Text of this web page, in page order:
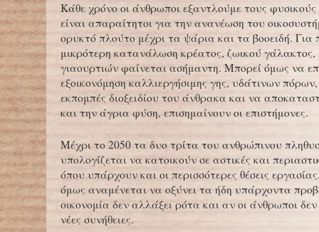
Κάθε χρόνο οι άνθρωποι εξαντλούμε τους
είναι απαραίτητοι για την ανανέωση του
ορυκτό πλούτο μέχρι τα ψάρια και τα βοοειδή. Για
μικρότερη κατανάλωση κρέατος, ζωικού γάλακτος,
γιαουρτιών φαίνεται ασήμαντη. Μπορεί όμως να
εξοικονόμηση καλλιεργήσιμης γης, υδάτινων πόρων,
εκπομπές διοξειδίου του άνθρακα και να
και την άγρια φύση, επισημαίνουν οι επιστήμονες.
Μέχρι το 2050 τα δυο τρίτα του ανθρώπινου
υπολογίζεται να κατοικούν σε αστικές και
όπου υπάρχουν και οι περισσότερες θέσεις
όμως αναμένεται να οξύνει τα ήδη υπάρχοντα
οικονομία δεν αλλάξει ρότα και αν οι άνθρωποι δεν
νέες συνήθειες.